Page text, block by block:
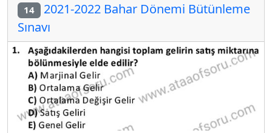
14 2021-2022 Bahar Dönemi Bütünleme
Sınavı